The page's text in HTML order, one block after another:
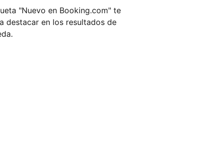
"Nuevo en Booking.com" te
destacar en los resultados de